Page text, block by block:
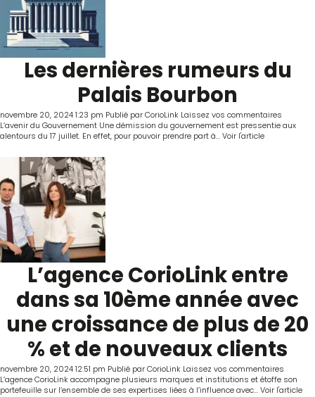
Les dernières rumeurs du
Palais Bourbon
novembre 20, 2024 1:23 pm Publié parCorioLink Laissez vos commentaires
L’avenir du Gouvernement Une démission du gouvernement est pressentie aux
alentours du 17 juillet. En effet, pour pouvoir prendre part à...Voir l'article
L’agence CorioLink entre
dans sa 10ème année avec
une croissance de plus de 20
% et de nouveaux clients
novembre 20, 2024 12:51 pm Publié parCorioLink Laissez vos commentaires
L’agence CorioLink accompagne plusieurs marques et institutions et étoffe son
portefeuille sur l’ensemble de ses expertises liées à l’influence avec...Voir l'article